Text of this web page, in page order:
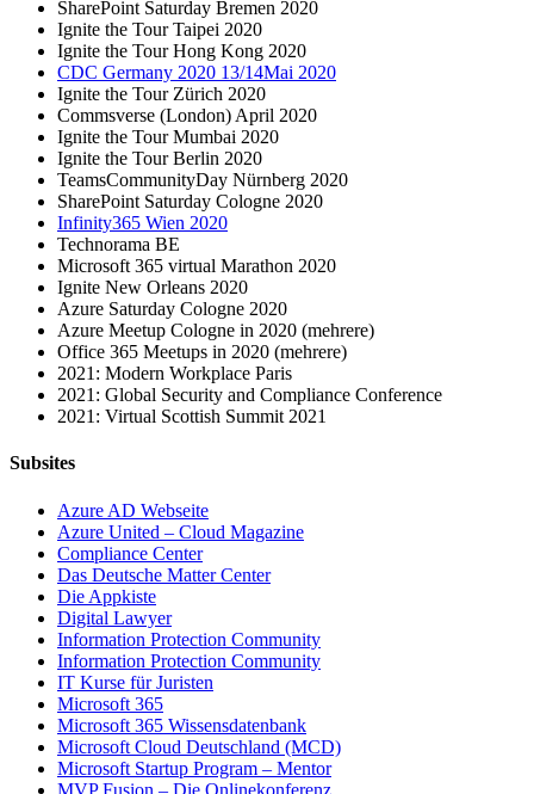
SharePoint Saturday Bremen 2020
Ignite the Tour Taipei 2020
Ignite the Tour Hong Kong 2020
CDC Germany 2020 13/14Mai 2020
Ignite the Tour Zürich 2020
Commsverse (London) April 2020
Ignite the Tour Mumbai 2020
Ignite the Tour Berlin 2020
TeamsCommunityDay Nürnberg 2020
SharePoint Saturday Cologne 2020
Infinity365 Wien 2020
Technorama BE
Microsoft 365 virtual Marathon 2020
Ignite New Orleans 2020
Azure Saturday Cologne 2020
Azure Meetup Cologne in 2020 (mehrere)
Office 365 Meetups in 2020 (mehrere)
2021: Modern Workplace Paris
2021: Global Security and Compliance Conference
2021: Virtual Scottish Summit 2021
Subsites
Azure AD Webseite
Azure United – Cloud Magazine
Compliance Center
Das Deutsche Matter Center
Die Appkiste
Digital Lawyer
Information Protection Community
Information Protection Community
IT Kurse für Juristen
Microsoft 365
Microsoft 365 Wissensdatenbank
Microsoft Cloud Deutschland (MCD)
Microsoft Startup Program – Mentor
MVP Fusion – Die Onlinekonferenz